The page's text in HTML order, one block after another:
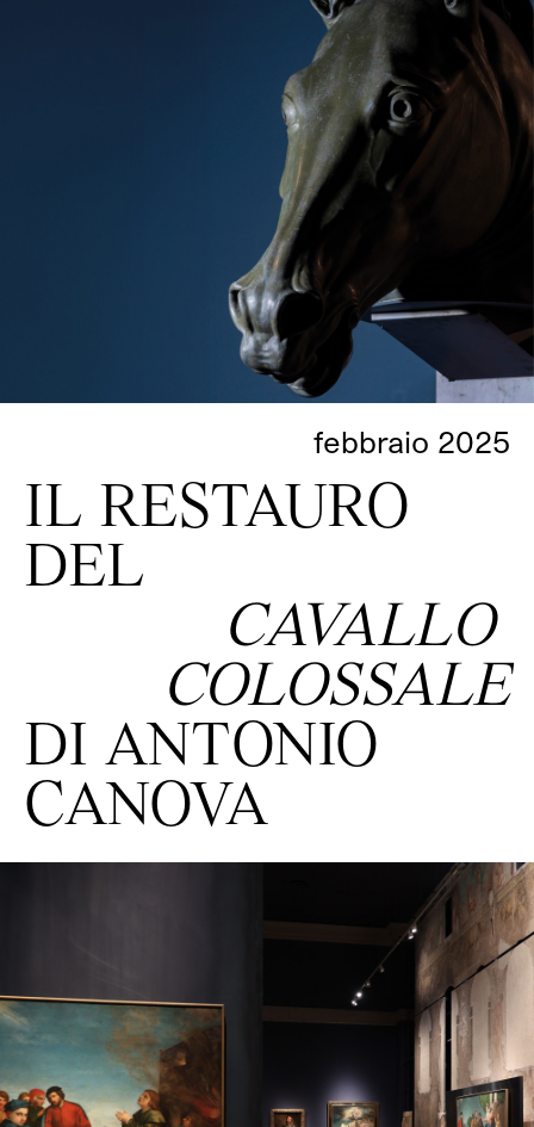
IL RESTAURO
DEL
CAVALLO
COLOSSALE
DI ANTONIO
CANOVA
febbraio 2025